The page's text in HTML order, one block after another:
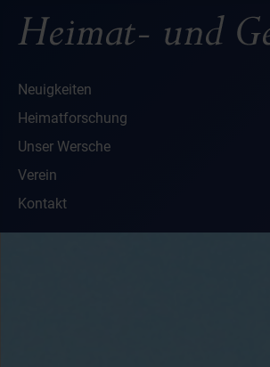
Neuigkeiten
Heimatforschung
Unser Wersche
Verein
Kontakt